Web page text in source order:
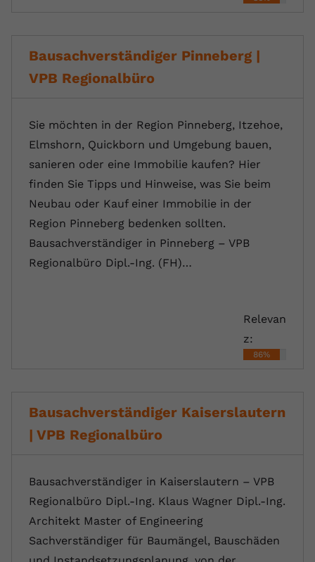
Bausachverständiger Pinneberg |
VPB Regionalbüro
Sie möchten in der Region Pinneberg, Itzehoe,
Elmshorn, Quickborn und Umgebung bauen,
sanieren oder eine Immobilie kaufen? Hier
finden Sie Tipps und Hinweise, was Sie beim
Neubau oder Kauf einer Immobilie in der
Region Pinneberg bedenken sollten.
Bausachverständiger in Pinneberg – VPB
Regionalbüro Dipl.-Ing. (FH)…
Relevan
z:
86%
Bausachverständiger Kaiserslautern
| VPB Regionalbüro
Bausachverständiger in Kaiserslautern – VPB
Regionalbüro Dipl.-Ing. Klaus Wagner Dipl.-Ing.
Architekt Master of Engineering
Sachverständiger für Baumängel, Bauschäden